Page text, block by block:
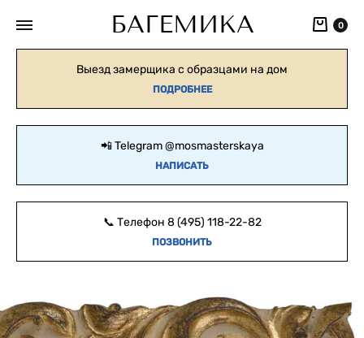
БАГЕМИКА 0
Выезд замерщика с образцами на дом
ПОДРОБНЕЕ
📲 Telegram@mosmasterskaya
НАПИСАТЬ
📞 Телефон 8 (495) 118-22-82
ПОЗВОНИТЬ